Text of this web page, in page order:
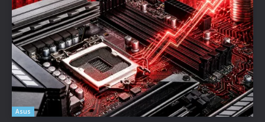
Asus